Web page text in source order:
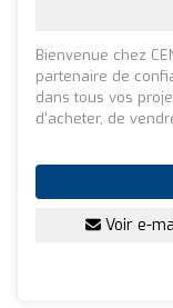
Bienvenue chez
partenaire de
dans tous vos
d'acheter, de
Voir e-